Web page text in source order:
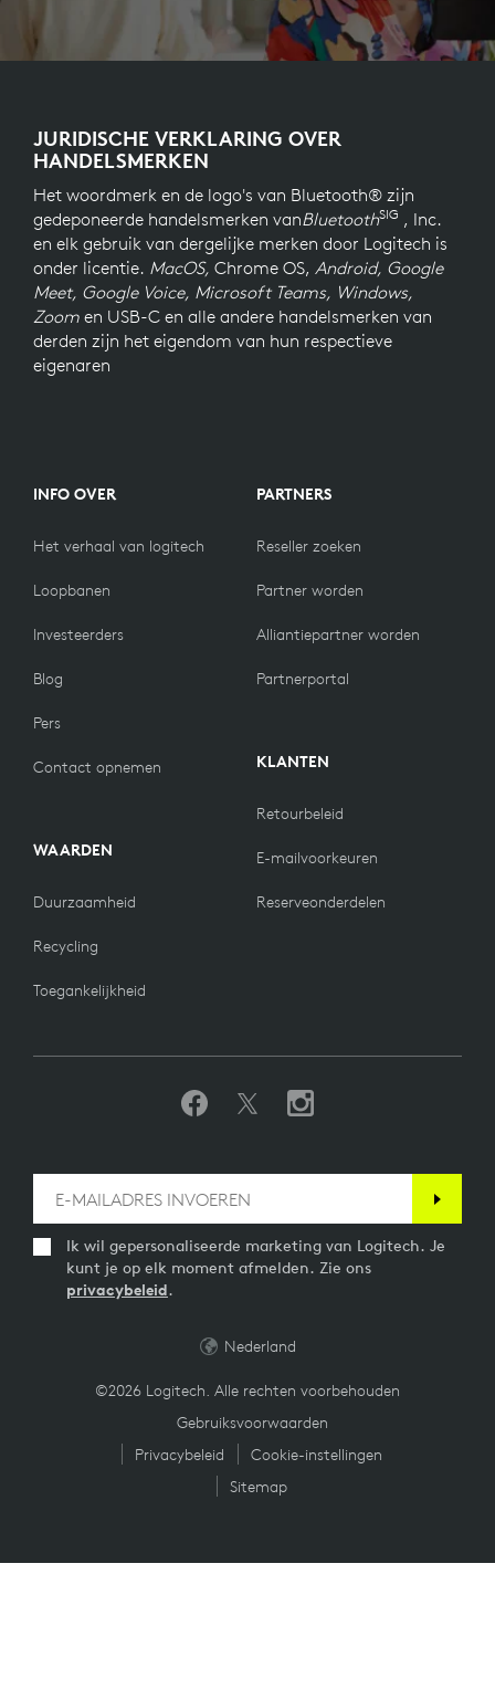
JURIDISCHE VERKLARING OVER
HANDELSMERKEN
Het woordmerk en de logo's van Bluetooth® zijn
gedeponeerde handelsmerken vanBluetoothSIG , Inc.
en elk gebruik van dergelijke merken door Logitech is
onder licentie. MacOS, Chrome OS, Android, Google
Meet, Google Voice, Microsoft Teams, Windows,
Zoom en USB-C en alle andere handelsmerken van
derden zijn het eigendom van hun respectieve
eigenaren
INFO OVER
Het verhaal van logitech
Loopbanen
Investeerders
Blog
Pers
Contact opnemen
WAARDEN
Duurzaamheid
Recycling
Toegankelijkheid
PARTNERS
Reseller zoeken
Partner worden
Alliantiepartner worden
Partnerportal
KLANTEN
Retourbeleid
E-mailvoorkeuren
Reserveonderdelen
Ik wil gepersonaliseerde marketing van Logitech. Je
kunt je op elk moment afmelden. Zie ons
privacybeleid.
©2026 Logitech. Alle rechten voorbehouden
Gebruiksvoorwaarden
Privacybeleid
Cookie-instellingen
Sitemap
Nederland